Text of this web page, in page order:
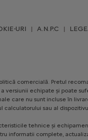
URI A.N.P.C
comercială. Pretul
versiunii echipate și poate
care nu sunt incluse în
sau al
tehnice și
informatii complete,